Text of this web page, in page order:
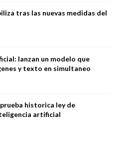
tras las nuevas medidas del
lanzan un modelo que
y texto en simultaneo
historica ley de
artificial